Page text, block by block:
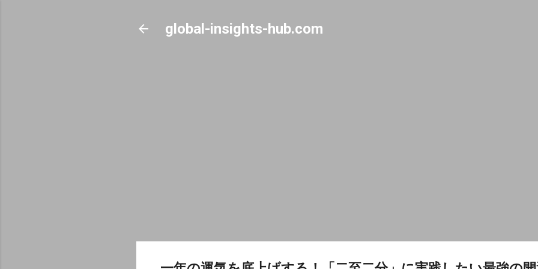
global-insights-hub.com